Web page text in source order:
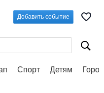
Добавить событие
Спорт Детям